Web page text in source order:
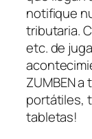
notifique
tributaria.
etc. de
ZUMBEN
portátiles,
tabletas!